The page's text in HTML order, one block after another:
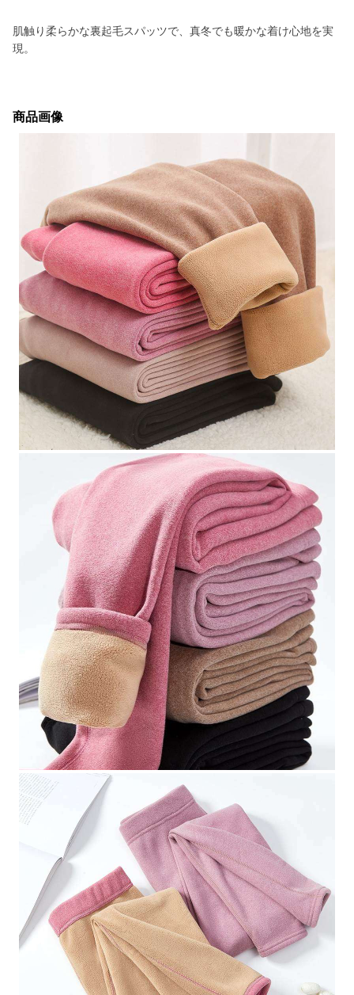
肌触り柔らかな裏起毛スパッツで、真冬でも暖かな着け心地を実
現。
商品画像